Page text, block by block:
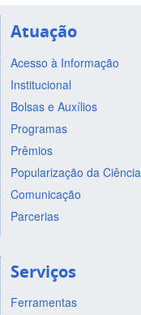
Atuação
Acesso à Informação
Institucional
Bolsas e Auxílios
Programas
Prêmios
Popularização da Ciência
Comunicação
Parcerias
Serviços
Ferramentas